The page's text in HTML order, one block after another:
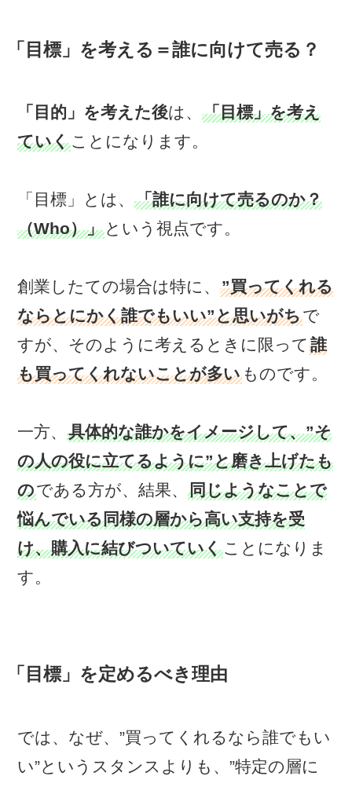
「目標」を考える＝誰に向けて売る？
「目的」を考えた後は、「目標」を考え
ていくことになります。
「目標」とは、「誰に向けて売るのか？
（Who）」 という視点です。
創業したての場合は特に、”買ってくれる
ならとにかく誰でもいい”と思いがちで
すが、そのように考えるときに限って誰
も買ってくれないことが多い ものです。
一方、具体的な誰かをイメージして、”そ
の人の役に立てるように”と磨き上げたも
のである方が、結果、同じようなことで
悩んでいる同様の層から高い支持を受
け、購入に結びついていくことになりま
す。
「目標」を定めるべき理由
では、なぜ、”買ってくれるなら誰でもい
い”というスタンスよりも、”特定の層に